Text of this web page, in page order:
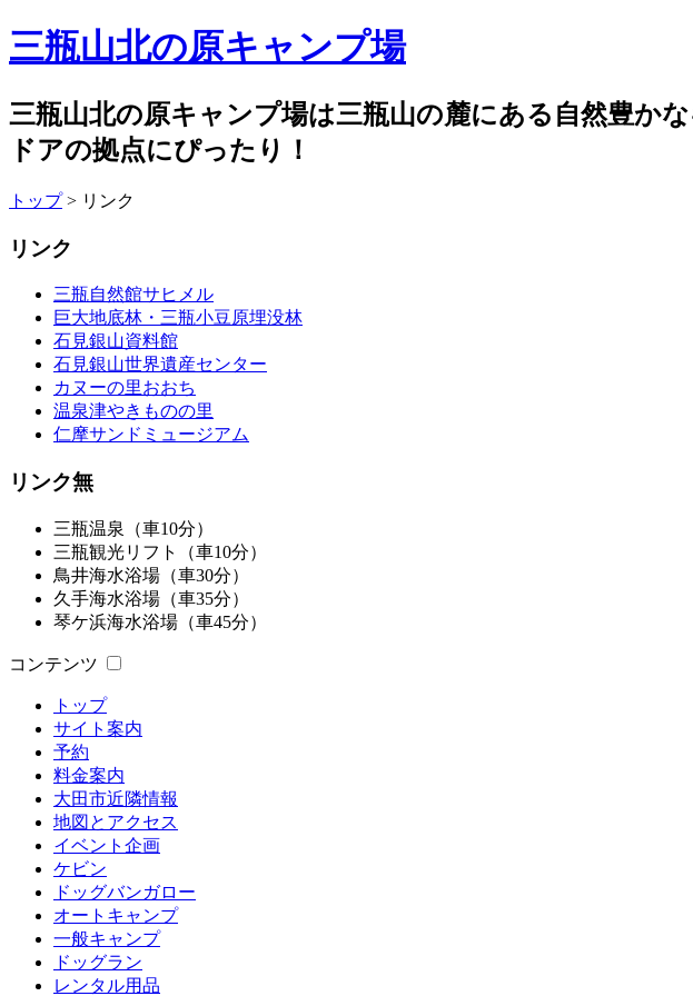
三瓶山北の原キャンプ場
三瓶山北の原キャンプ場は三瓶山の麓にある自然豊か
ドアの拠点にぴったり！
トップ> リンク
リンク
三瓶自然館サヒメル
巨大地底林・三瓶小豆原埋没林
石見銀山資料館
石見銀山世界遺産センター
カヌーの里おおち
温泉津やきものの里
仁摩サンドミュージアム
リンク無
三瓶温泉（車10分）
三瓶観光リフト（車10分）
鳥井海水浴場（車30分）
久手海水浴場（車35分）
琴ケ浜海水浴場（車45分）
コンテンツ
トップ
サイト案内
予約
料金案内
大田市近隣情報
地図とアクセス
イベント企画
ケビン
ドッグバンガロー
オートキャンプ
一般キャンプ
ドッグラン
レンタル用品